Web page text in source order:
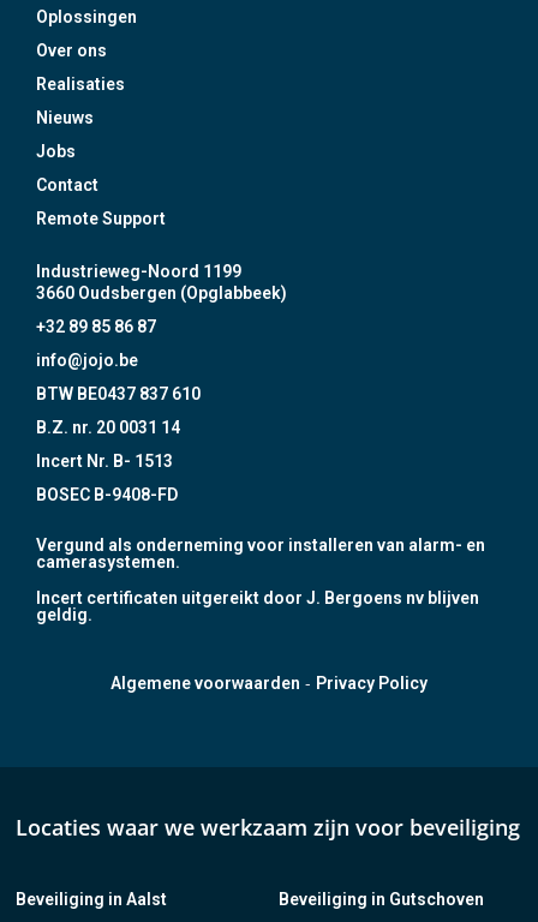
Oplossingen
Over ons
Realisaties
Nieuws
Jobs
Contact
Remote Support
Industrieweg-Noord 1199
3660 Oudsbergen (Opglabbeek)
+32 89 85 86 87
info@jojo.be
BTW BE0437 837 610
B.Z. nr. 20 0031 14
Incert Nr. B- 1513
BOSEC B-9408-FD
Vergund als onderneming voor installeren van alarm- en
camerasystemen.
Incert certificaten uitgereikt door J. Bergoens nv blijven
geldig.
Algemene voorwaarden - Privacy Policy
Locaties waar we werkzaam zijn voor beveiliging
Beveiliging in Aalst Beveiliging in Gutschoven